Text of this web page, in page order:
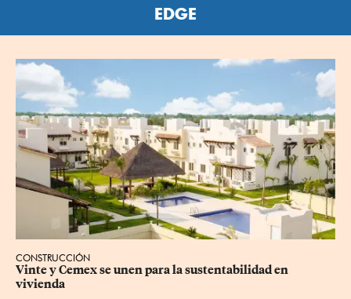
EDGE
CONSTRUCCIÓN
Vinte y Cemex se unen para la sustentabilidad en
vivienda